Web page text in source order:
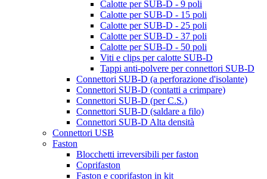
Calotte per SUB-D - 9 poli
Calotte per SUB-D - 15 poli
Calotte per SUB-D - 25 poli
Calotte per SUB-D - 37 poli
Calotte per SUB-D - 50 poli
Viti e clips per calotte SUB-D
Tappi anti-polvere per connettori SUB-D
Connettori SUB-D (a perforazione d'isolante)
Connettori SUB-D (contatti a crimpare)
Connettori SUB-D (per C.S.)
Connettori SUB-D (saldare a filo)
Connettori SUB-D Alta densità
Connettori USB
Faston
Blocchetti irreversibili per faston
Coprifaston
Faston e coprifaston in kit